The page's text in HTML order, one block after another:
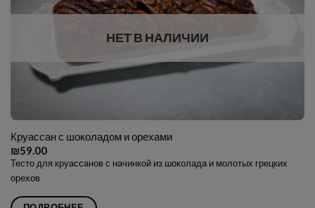
НЕТ В НАЛИЧИИ
Круассан с шоколадом и орехами
₪59.00
Тесто для круассанов с начинкой из шоколада и молотых грецких
орехов